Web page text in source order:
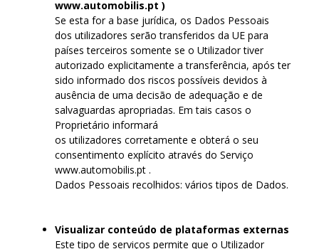
www.automobilis.pt )
Se esta for a base jurídica, os Dados Pessoais
dos utilizadores serão transferidos da UE para
países terceiros somente se o Utilizador tiver
autorizado explicitamente a transferência, após ter
sido informado dos riscos possíveis devidos à
ausência de uma decisão de adequação e de
salvaguardas apropriadas. Em tais casos o
Proprietário informará
os utilizadores corretamente e obterá o seu
consentimento explícito através do Serviço
www.automobilis.pt .
Dados Pessoais recolhidos: vários tipos de Dados.
Visualizar conteúdo de plataformas externas
Este tipo de serviços permite que o Utilizador